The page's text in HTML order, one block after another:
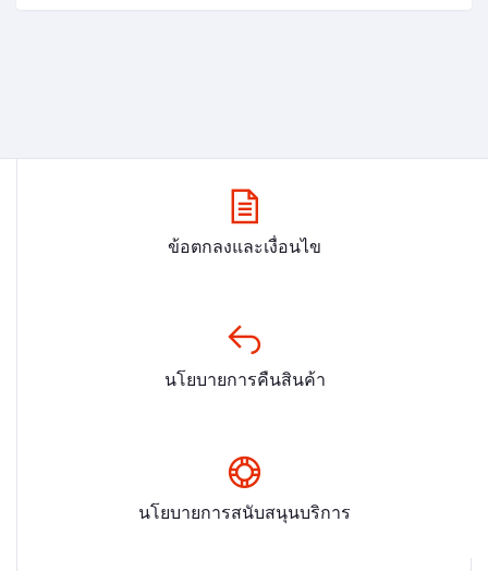
ข้อตกลงและเงื่อนไข
นโยบายการคืนสินค้า
นโยบายการสนับสนุนบริการ